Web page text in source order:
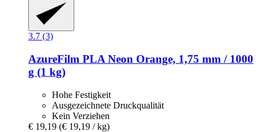
3.7 (3)
AzureFilm PLA Neon Orange, 1,75 mm / 1000
g (1 kg)
Hohe Festigkeit
Ausgezeichnete Druckqualität
Kein Verziehen
€ 19,19 (€ 19,19 / kg)